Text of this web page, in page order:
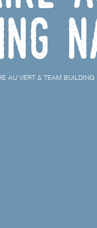
AU VERT & TEAM BUILDING